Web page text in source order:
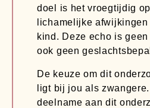
doel is het vroegtijdig
lichamelijke
kind. Deze echo is
ook geen
De keuze om dit
ligt bij jou als
deelname aan dit